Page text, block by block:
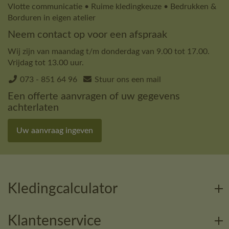
Vlotte communicatie • Ruime kledingkeuze • Bedrukken &
Borduren in eigen atelier
Neem contact op voor een afspraak
Wij zijn van maandag t/m donderdag van 9.00 tot 17.00.
Vrijdag tot 13.00 uur.
073 - 851 64 96 Stuur ons een mail
Een offerte aanvragen of uw gegevens
achterlaten
Uw aanvraag ingeven
Kledingcalculator
Klantenservice